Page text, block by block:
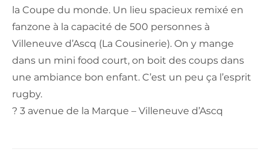
la Coupe du monde. Un lieu spacieux remixé en
fanzone à la capacité de 500 personnes à
Villeneuve d’Ascq (La Cousinerie). On y mange
dans un mini food court, on boit des coups dans
une ambiance bon enfant. C’est un peu ça l’esprit
rugby.
? 3 avenue de la Marque – Villeneuve d’Ascq